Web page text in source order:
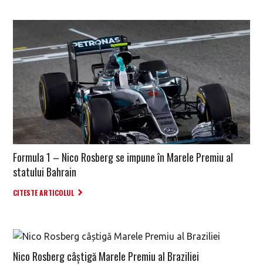
Formula 1 – Nico Rosberg se impune în Marele Premiu al
statului Bahrain
CITESTE ARTICOLUL
Nico Rosberg câștigă Marele Premiu al Braziliei